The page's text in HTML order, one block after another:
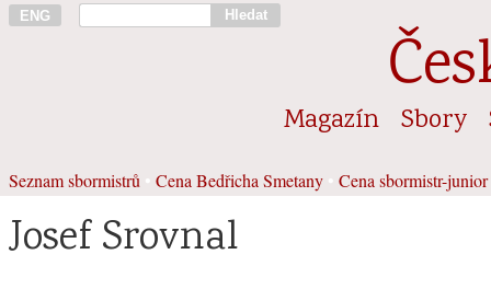
ENG Hledat
Magazín Sbory
Seznam sbormistrů Cena Bedřicha Smetany Cena sbormistr-junior
Josef Srovnal